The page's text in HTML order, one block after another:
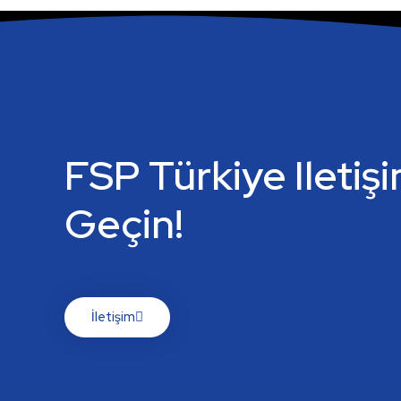
FSP Türkiye
Geçin!
İletişim